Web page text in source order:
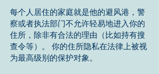
每个人居住的家庭就是他的避风港，警
察或者执法部门不允许轻易地进入你的
住所，除非有合法的理由（比如持有搜
查令等）。 你的住所隐私在法律上被视
为最高级别的保护对象。